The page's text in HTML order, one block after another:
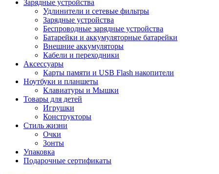
Зарядные устройства
Удлинители и сетевые фильтры
Зарядные устройства
Беспроводные зарядные устройства
Батарейки и аккумуляторные батарейки
Внешние аккумуляторы
Кабели и переходники
Аксессуары
Карты памяти и USB Flash накопители
Ноутбуки и планшеты
Клавиатуры и Мышки
Товары для детей
Игрушки
Конструкторы
Стиль жизни
Очки
Зонты
Упаковка
Подарочные сертификаты